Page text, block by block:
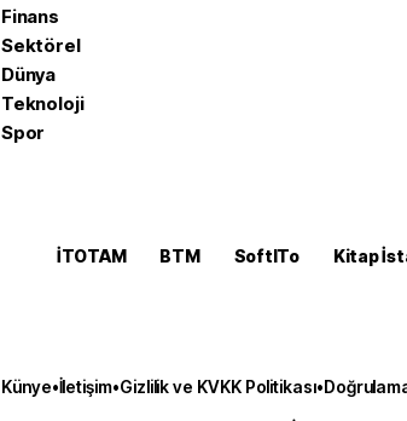
Finans
Sektörel
Dünya
Teknoloji
Spor
İTOTAM BTM SoftITo Kitap
Künye•İletişim•Gizlilik ve KVKK Politikası•